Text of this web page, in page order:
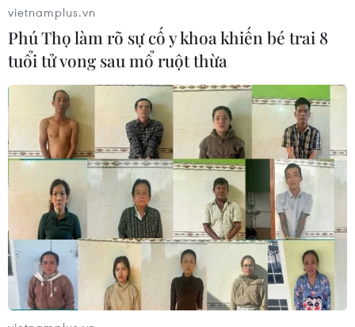
Nga chỉ trích chính sách "Chiến tranh
Lạnh" của Mỹ đối với Cuba
18/06/2017 12:39
vietnamplus.vn
Phú Thọ làm rõ sự cố y khoa khiến bé trai 8
tuổi tử vong sau mổ ruột thừa